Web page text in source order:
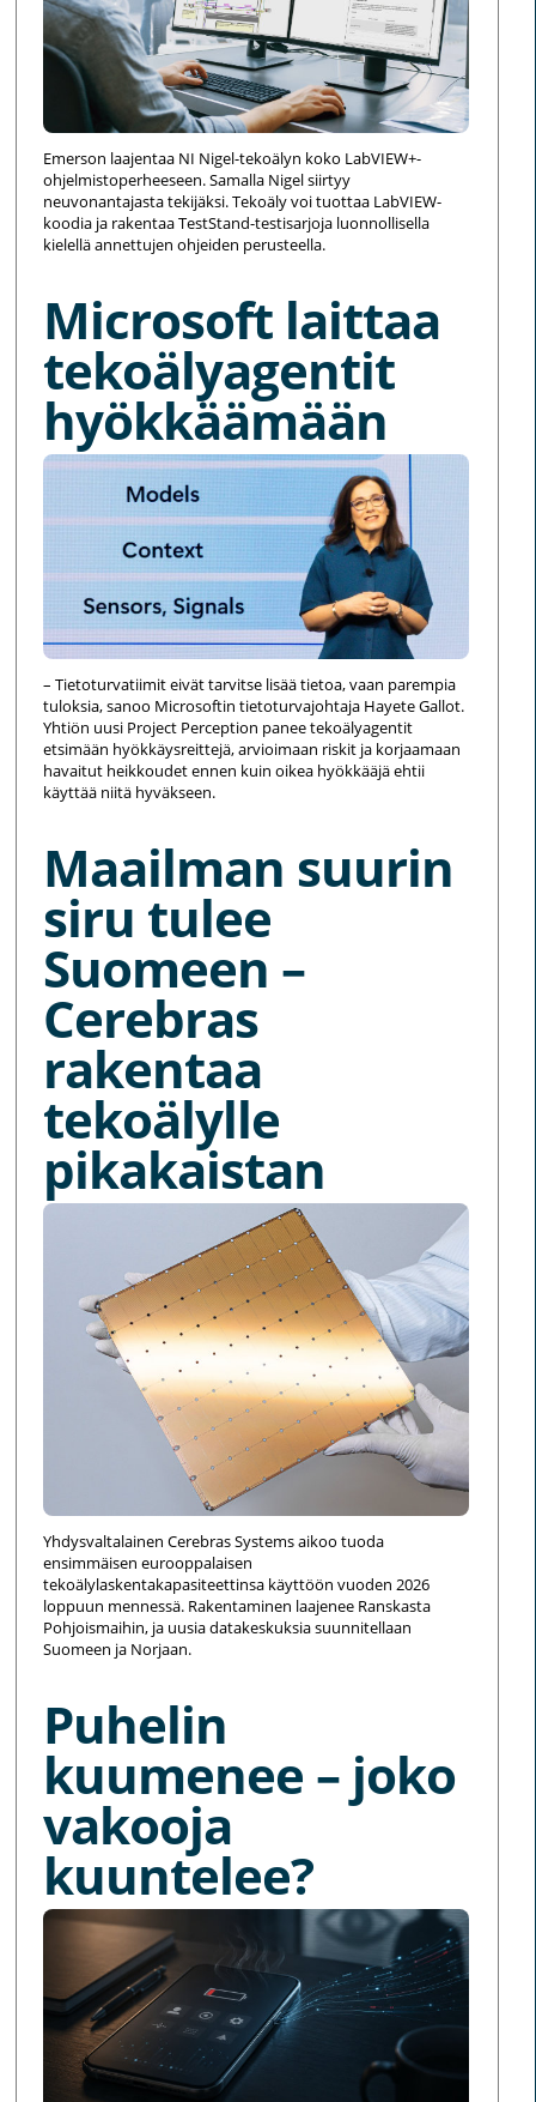
Emerson laajentaa NI Nigel-tekoälyn koko LabVIEW+-
ohjelmistoperheeseen. Samalla Nigel siirtyy
neuvonantajasta tekijäksi. Tekoäly voi tuottaa LabVIEW-
koodia ja rakentaa TestStand-testisarjoja luonnollisella
kielellä annettujen ohjeiden perusteella.
Microsoft laittaa
tekoälyagentit
hyökkäämään
– Tietoturvatiimit eivät tarvitse lisää tietoa, vaan parempia
tuloksia, sanoo Microsoftin tietoturvajohtaja Hayete Gallot.
Yhtiön uusi Project Perception panee tekoälyagentit
etsimään hyökkäysreittejä, arvioimaan riskit ja korjaamaan
havaitut heikkoudet ennen kuin oikea hyökkääjä ehtii
käyttää niitä hyväkseen.
Maailman suurin
siru tulee
Suomeen –
Cerebras
rakentaa
tekoälylle
pikakaistan
Yhdysvaltalainen Cerebras Systems aikoo tuoda
ensimmäisen eurooppalaisen
tekoälylaskentakapasiteettinsa käyttöön vuoden 2026
loppuun mennessä. Rakentaminen laajenee Ranskasta
Pohjoismaihin, ja uusia datakeskuksia suunnitellaan
Suomeen ja Norjaan.
Puhelin
kuumenee – joko
vakooja
kuuntelee?